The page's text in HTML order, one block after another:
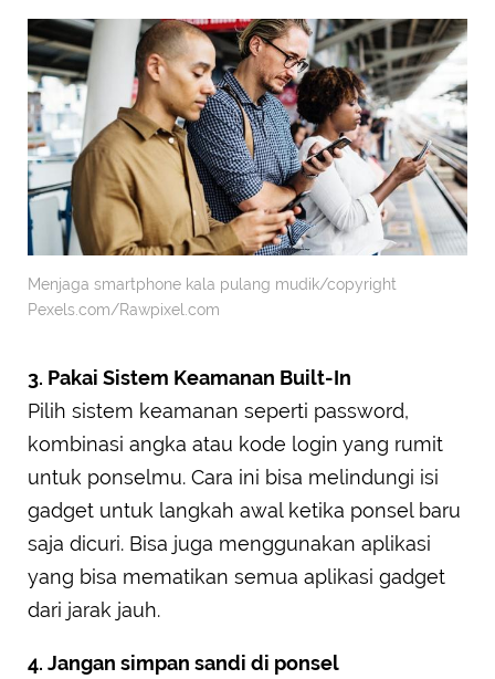
Menjaga smartphone kala pulang mudik/copyright
Pexels.com/Rawpixel.com
3. Pakai Sistem Keamanan Built-In
Pilih sistem keamanan seperti password,
kombinasi angka atau kode login yang rumit
untuk ponselmu. Cara ini bisa melindungi isi
gadget untuk langkah awal ketika ponsel baru
saja dicuri. Bisa juga menggunakan aplikasi
yang bisa mematikan semua aplikasi gadget
dari jarak jauh.
4. Jangan simpan sandi di ponsel